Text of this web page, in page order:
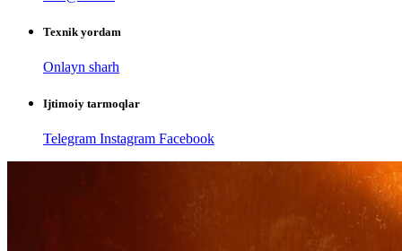
Texnik yordam
Onlayn sharh
Ijtimoiy tarmoqlar
Telegram Instagram Facebook